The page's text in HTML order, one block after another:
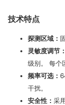
技术特点
探测区域：
灵敏度调节：
级别。 每个
频率可选：
干扰。
安全性： 采